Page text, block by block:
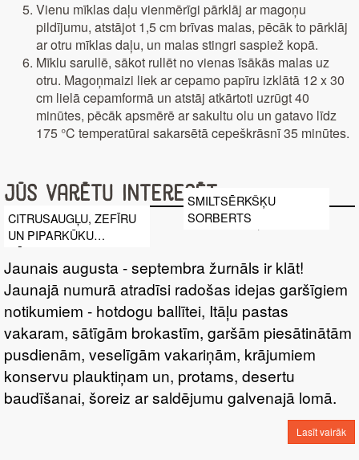
Vienu mīklas daļu vienmērīgi pārklāj ar magoņu
pildījumu, atstājot 1,5 cm brīvas malas, pēcāk to pārklāj
ar otru mīklas daļu, un malas stingri saspiež kopā.
Mīklu sarullē, sākot rullēt no vienas īsākās malas uz
otru. Magoņmaizi liek ar cepamo papīru izklātā 12 x 30
cm lielā cepamformā un atstāj atkārtoti uzrūgt 40
minūtes, pēcāk apsmērē ar sakultu olu un gatavo līdz
175 °C temperatūrai sakarsētā cepeškrāsnī 35 minūtes.
Jūs varētu interesēt
CITRUSAUGĻU, ZEFĪRU
UN PIPARKŪKU
KĀRTOJUMS
SMILTSĒRKŠĶU
SORBERTS
Jaunais augusta - septembra žurnāls ir klāt!
Jaunajā numurā atradīsi radošas idejas garšīgiem
notikumiem - hotdogu ballītei, Itāļu pastas
vakaram, sātīgām brokastīm, garšām piesātinātām
pusdienām, veselīgām vakariņām, krājumiem
konservu plauktiņam un, protams, desertu
baudīšanai, šoreiz ar saldējumu galvenajā lomā.
Lasīt vairāk